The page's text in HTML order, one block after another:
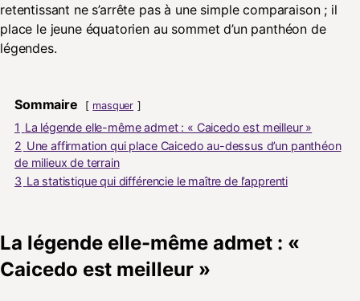
retentissant ne s’arrête pas à une simple comparaison ; il
place le jeune équatorien au sommet d’un panthéon de
légendes.
Sommaire masquer
1 La légende elle-même admet : « Caicedo est meilleur »
2 Une affirmation qui place Caicedo au-dessus d’un panthéon
de milieux de terrain
3 La statistique qui différencie le maître de l’apprenti
La légende elle-même admet : «
Caicedo est meilleur »